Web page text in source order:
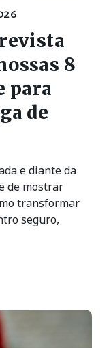
8
para
de
e diante da
de mostrar
transformar
seguro,